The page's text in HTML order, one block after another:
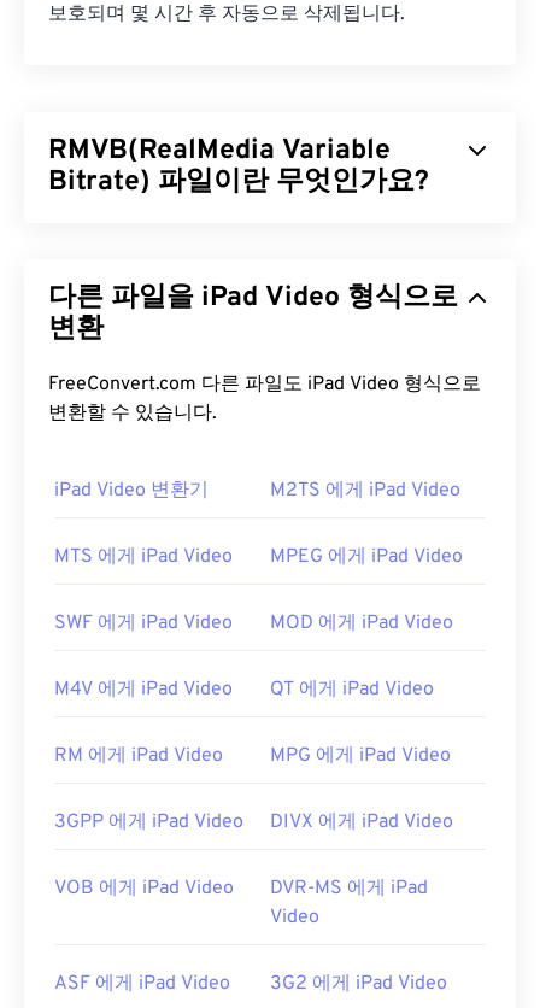
보호되며 몇 시간 후 자동으로 삭제됩니다.
RMVB(RealMedia Variable
Bitrate) 파일이란 무엇인가요?
트레이트(VBR) 압축 방식을 사용하는데, 이는 멀티
미디어 콘텐츠의 특정 세그먼트를 압축하기 어렵거
합니다. 예를 들어, 액션이 많은 장면과 적은 장면의
압축률을 다르게 적용할 수 있습니다.
파일 재생을 지원합니다.
RealNetworks에서RMVB
사용하기 쉽습니다. 자막, 자막 및 스트리밍을 지원합
RMVB 파일을 열 수 있는 다른 소프트웨어로는
입니다. RMVB는 독점 소프트웨어이고 비교적 널리
트리밍 대신 로컬에서 파일을 재생하는 데 사용됩니
개발자: RealNetworks
유용한 링크:
다른 파일을 iPad Video 형식으로
변환
FreeConvert.com 다른 파일도 iPad Video 형식으로
변환할 수 있습니다.
iPad Video 변환기 M2TS 에게 iPad Video
MTS 에게 iPad Video MPEG 에게 iPad Video
SWF 에게 iPad Video MOD 에게 iPad Video
M4V 에게 iPad Video QT 에게 iPad Video
RM 에게 iPad Video MPG 에게 iPad Video
3GPP 에게 iPad Video DIVX 에게 iPad Video
VOB 에게 iPad Video
DVR-MS 에게 iPad
Video
ASF 에게 iPad Video 3G2 에게 iPad Video